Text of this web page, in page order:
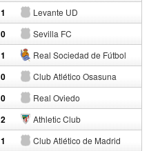
Levante UD
1
Sevilla FC
0
Real Sociedad de Fútbol
1
Club Atlético Osasuna
0
Real Oviedo
0
Athletic Club
2
Club Atlético de Madrid
1